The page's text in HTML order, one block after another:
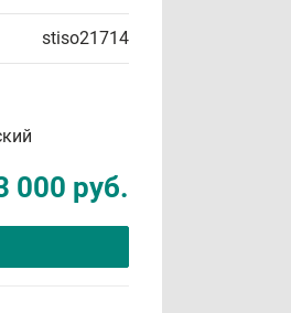
stiso21714
000 руб.